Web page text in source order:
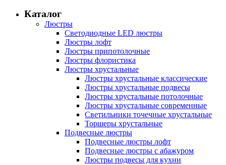
Каталог
Люстры
Светодиодные LED люстры
Люстры лофт
Люстры припотолочные
Люстры флористика
Люстры хрустальные
Люстры хрустальные классические
Люстры хрустальные подвесы
Люстры хрустальные потолочные
Люстры хрустальные современные
Светильники точечные хрустальные
Торшеры хрустальные
Подвесные люстры
Подвесные люстры лофт
Подвесные люстры с абажуром
Люстры подвесы для кухни